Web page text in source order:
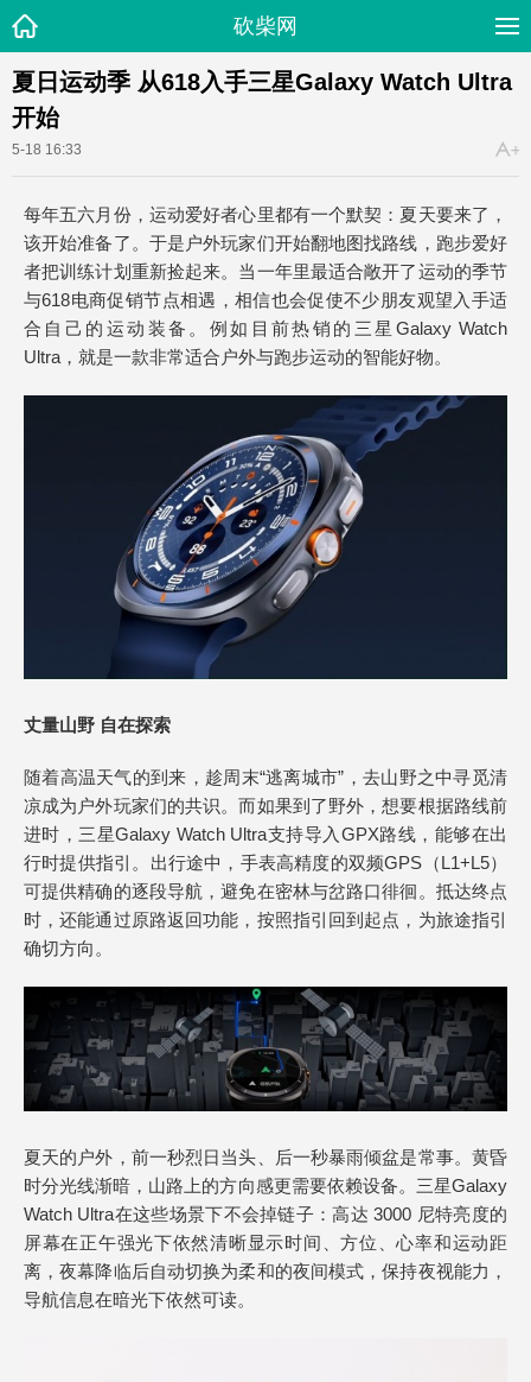
砍柴网
夏日运动季 从618入手三星Galaxy Watch Ultra
开始
5-18 16:33
每年五六月份，运动爱好者心里都有一个默契：夏天要来了，
该开始准备了。于是户外玩家们开始翻地图找路线，跑步爱好
者把训练计划重新捡起来。当一年里最适合敞开了运动的季节
与618电商促销节点相遇，相信也会促使不少朋友观望入手适
合自己的运动装备。例如目前热销的三星Galaxy Watch
Ultra，就是一款非常适合户外与跑步运动的智能好物。
丈量山野 自在探索
随着高温天气的到来，趁周末“逃离城市”，去山野之中寻觅清
凉成为户外玩家们的共识。而如果到了野外，想要根据路线前
进时，三星Galaxy Watch Ultra支持导入GPX路线，能够在出
行时提供指引。出行途中，手表高精度的双频GPS（L1+L5）
可提供精确的逐段导航，避免在密林与岔路口徘徊。抵达终点
时，还能通过原路返回功能，按照指引回到起点，为旅途指引
确切方向。
夏天的户外，前一秒烈日当头、后一秒暴雨倾盆是常事。黄昏
时分光线渐暗，山路上的方向感更需要依赖设备。三星Galaxy
Watch Ultra在这些场景下不会掉链子：高达 3000 尼特亮度的
屏幕在正午强光下依然清晰显示时间、方位、心率和运动距
离，夜幕降临后自动切换为柔和的夜间模式，保持夜视能力，
导航信息在暗光下依然可读。